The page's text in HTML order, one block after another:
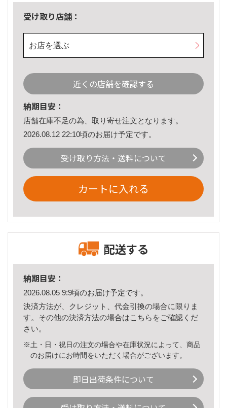
受け取り店舗：
お店を選ぶ
近くの店舗を確認する
納期目安：
店舗在庫不足の為、取り寄せ注文となります。
2026.08.12 22:10頃のお届け予定です。
受け取り方法・送料について
カートに入れる
配送する
納期目安：
2026.08.05 9:9頃のお届け予定です。
決済方法が、クレジット、代金引換の場合に限りま
す。その他の決済方法の場合はこちら をご確認くだ
さい。
※土・日・祝日の注文の場合や在庫状況によって、商品
のお届けにお時間をいただく場合がございます。
即日出荷条件について